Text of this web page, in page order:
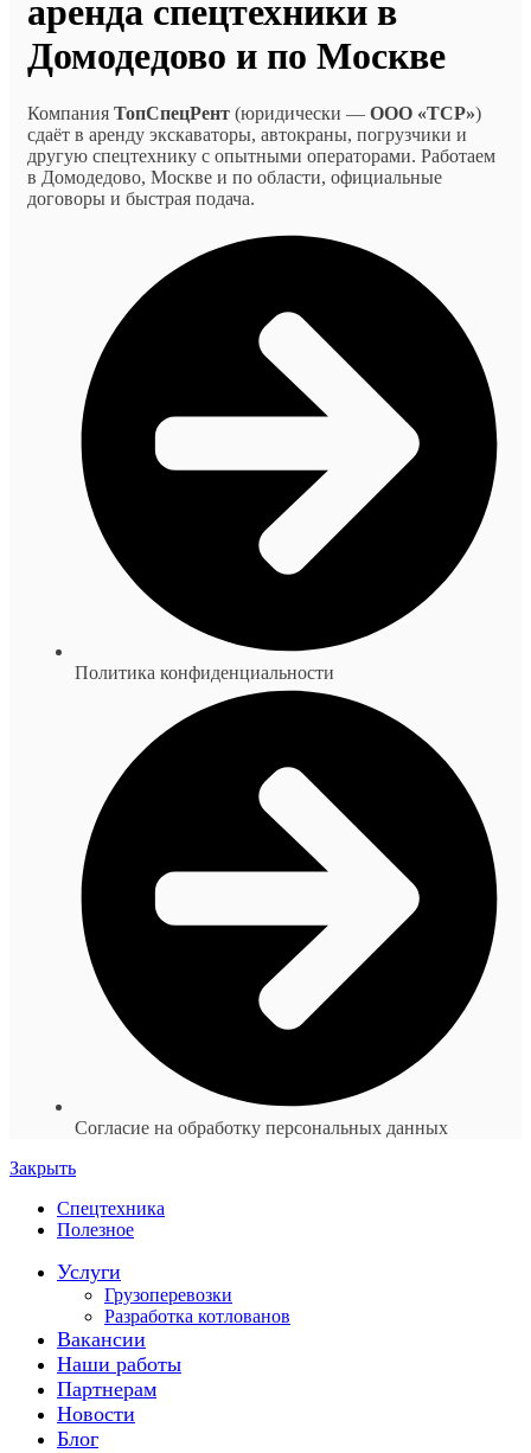
аренда спецтехники в
Домодедово и по Москве
Компания ТопСпецРент (юридически — ООО «ТСР»)
сдаёт в аренду экскаваторы, автокраны, погрузчики и
другую спецтехнику с опытными операторами. Работаем
в Домодедово, Москве и по области, официальные
договоры и быстрая подача.
Политика конфиденциальности
Согласие на обработку персональных данных
Закрыть
Спецтехника
Полезное
Услуги
Грузоперевозки
Разработка котлованов
Вакансии
Наши работы
Партнерам
Новости
Блог